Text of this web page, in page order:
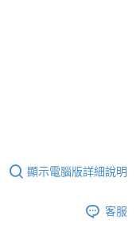
顯示電腦版詳細說明
客服